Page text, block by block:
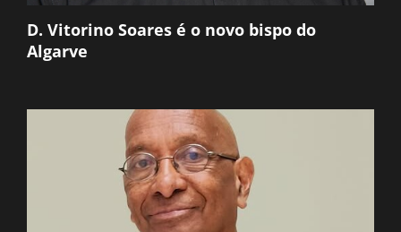
D. Vitorino Soares é o novo bispo do
Algarve